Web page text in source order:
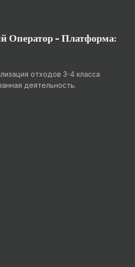
Оператор - Платформа:
отходов 3-4 класса
деятельность.